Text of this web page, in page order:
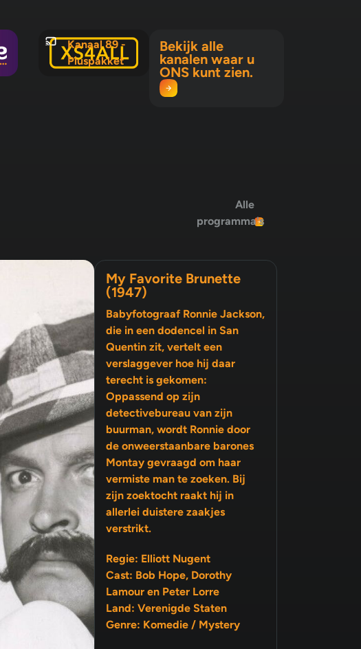
Kanaal 89 -
Pluspakket
Bekijk alle
kanalen waar u
ONS kunt zien.
Alle
programma's
My Favorite Brunette
(1947)
Babyfotograaf Ronnie Jackson,
die in een dodencel in San
Quentin zit, vertelt een
verslaggever hoe hij daar
terecht is gekomen:
Oppassend op zijn
detectivebureau van zijn
buurman, wordt Ronnie door
de onweerstaanbare barones
Montay gevraagd om haar
vermiste man te zoeken. Bij
zijn zoektocht raakt hij in
allerlei duistere zaakjes
verstrikt.
Regie: Elliott Nugent
Cast: Bob Hope, Dorothy
Lamour en Peter Lorre
Land: Verenigde Staten
Genre: Komedie / Mystery